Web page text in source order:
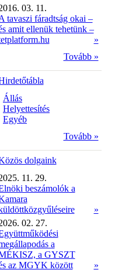
03. 11.
tavaszi fáradtság okai –
amit ellenük tehetünk –
»
Tovább »
Állás
Helyettesítés
Egyéb
Tovább »
dolgaink
11. 29.
beszámolók a
»
02. 27.
a
a GYSZT
az MGYK között
»